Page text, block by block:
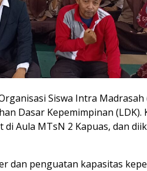
Siswa Intra Madrasah
Dasar Kepemimpinan (LDK).
Aula MTsN 2 Kapuas, dan
dan penguatan kapasitas